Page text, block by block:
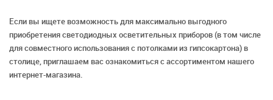
Если вы ищете возможность для максимально выгодного
приобретения светодиодных осветительных приборов (в том числе
для совместного использования с потолками из гипсокартона) в
столице, приглашаем вас ознакомиться с ассортиментом нашего
интернет-магазина.